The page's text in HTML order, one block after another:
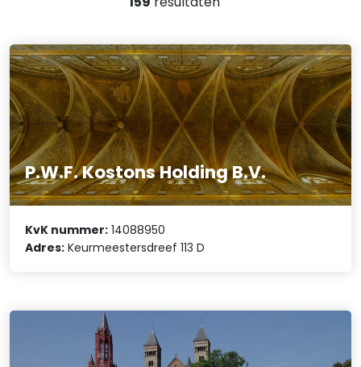
P.W.F. Kostons Holding B.V.
KvK nummer: 14088950
Adres: Keurmeestersdreef 113 D